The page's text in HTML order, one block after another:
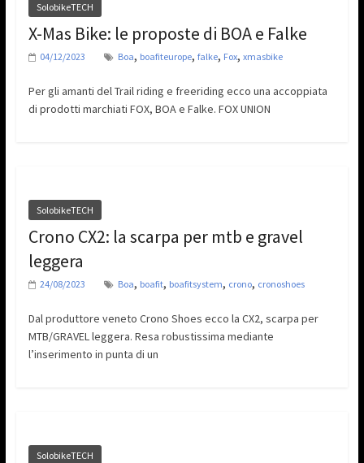
SolobikeTECH
X-Mas Bike: le proposte di BOA e Falke
04/12/2023 Boa, boafiteurope, falke, Fox, xmasbike
Per gli amanti del Trail riding e freeriding ecco una accoppiata
di prodotti marchiati FOX, BOA e Falke. FOX UNION
SolobikeTECH
Crono CX2: la scarpa per mtb e gravel
leggera
24/08/2023 Boa, boafit, boafitsystem, crono, cronoshoes
Dal produttore veneto Crono Shoes ecco la CX2, scarpa per
MTB/GRAVEL leggera. Resa robustissima mediante
l’inserimento in punta di un
SolobikeTECH